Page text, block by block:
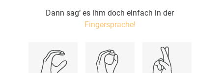
Dann sag‘ es ihm doch einfach in der
Fingersprache!